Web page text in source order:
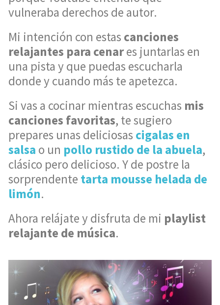
vulneraba derechos de autor.
Mi intención con estas canciones
relajantes para cenares juntarlas en
una pista y que puedas escucharla
donde y cuando más te apetezca.
Si vas a cocinar mientras escuchas mis
canciones favoritas, te sugiero
prepares unas deliciosas cigalas en
salsa o un pollo rustido de la abuela,
clásico pero delicioso. Y de postre la
sorprendente tarta mousse helada de
limón.
Ahora relájate y disfruta de mi playlist
relajante de música.